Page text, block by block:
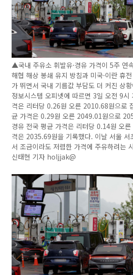
▲국내 주유소 휘발유·경유 가격이 5주 연
해협 해상 봉쇄 유지 방침과 미국·이란 휴
가 뛰면서 국내 기름값 부담도 더 커진 상
정보시스템 오피넷에 따르면 3일 오전 9시
격은 리터당 0.26원 오른 2010.68원으로
균 가격은 0.29원 오른 2049.01원으로
경유 전국 평균 가격은 리터당 0.14원 오
격은 2035.69원을 기록했다. 이날 서울 서
서 조금이라도 저렴한 가격에 주유하려는
신태현 기자 holjjak@